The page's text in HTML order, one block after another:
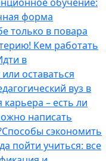
форма
только в повара
Кем работать
в
оставаться
вуз в
– есть ли
написать
Способы сэкономить
пойти учиться: все